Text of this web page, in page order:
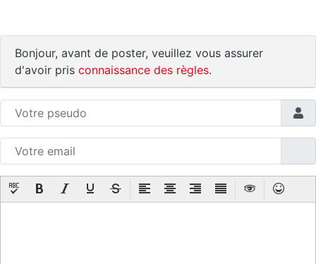
Bonjour, avant de poster, veuillez vous assurer
d'avoir pris connaissance des règles.